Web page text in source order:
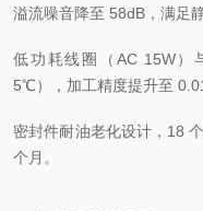
溢流噪音降至 58dB，满足
低功耗线圈（AC 15W
5℃），加工精度提升至
密封件耐油老化设计，18
个月。